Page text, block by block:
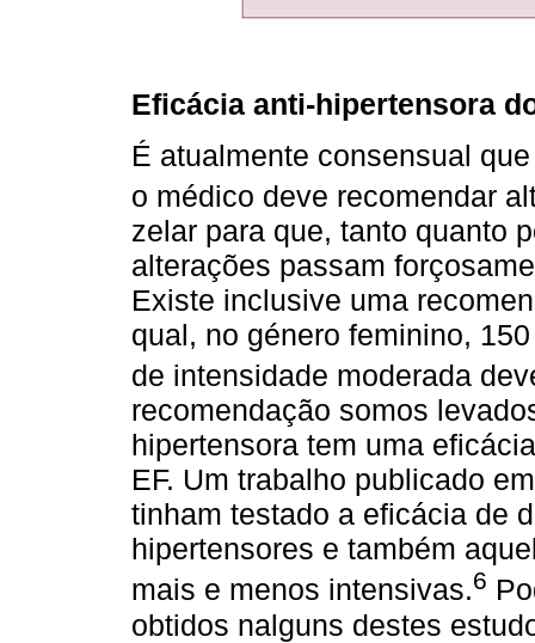
Eficácia anti-hipertensora
É atualmente consensual
o médico deve recomendar
zelar para que, tanto quanto
alterações passam
Existe inclusive uma
qual, no género feminino,
de intensidade moderada
recomendação somos
hipertensora tem uma
EF. Um trabalho publicado
tinham testado a eficácia de
hipertensores e também
mais e menos intensivas.6
obtidos nalguns destes